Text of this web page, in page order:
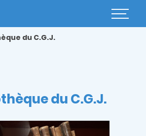
Basculer
du C.G.J.
du C.G.J.